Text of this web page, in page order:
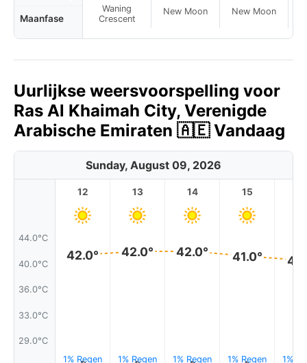
Maanfase
Waning
Crescent
New Moon New Moon
Uurlijkse weersvoorspelling voor
Ras Al Khaimah City, Verenigde
Arabische Emiraten 🇦🇪 Vandaag
Sunday, August 09, 2026
44.0°C
40.0°C
36.0°C
33.0°C
29.0°C
12
42.0°
1% Regen
13
42.0°
1% Regen
14
42.0°
1% Regen
15
41.0°
1% Regen 1%